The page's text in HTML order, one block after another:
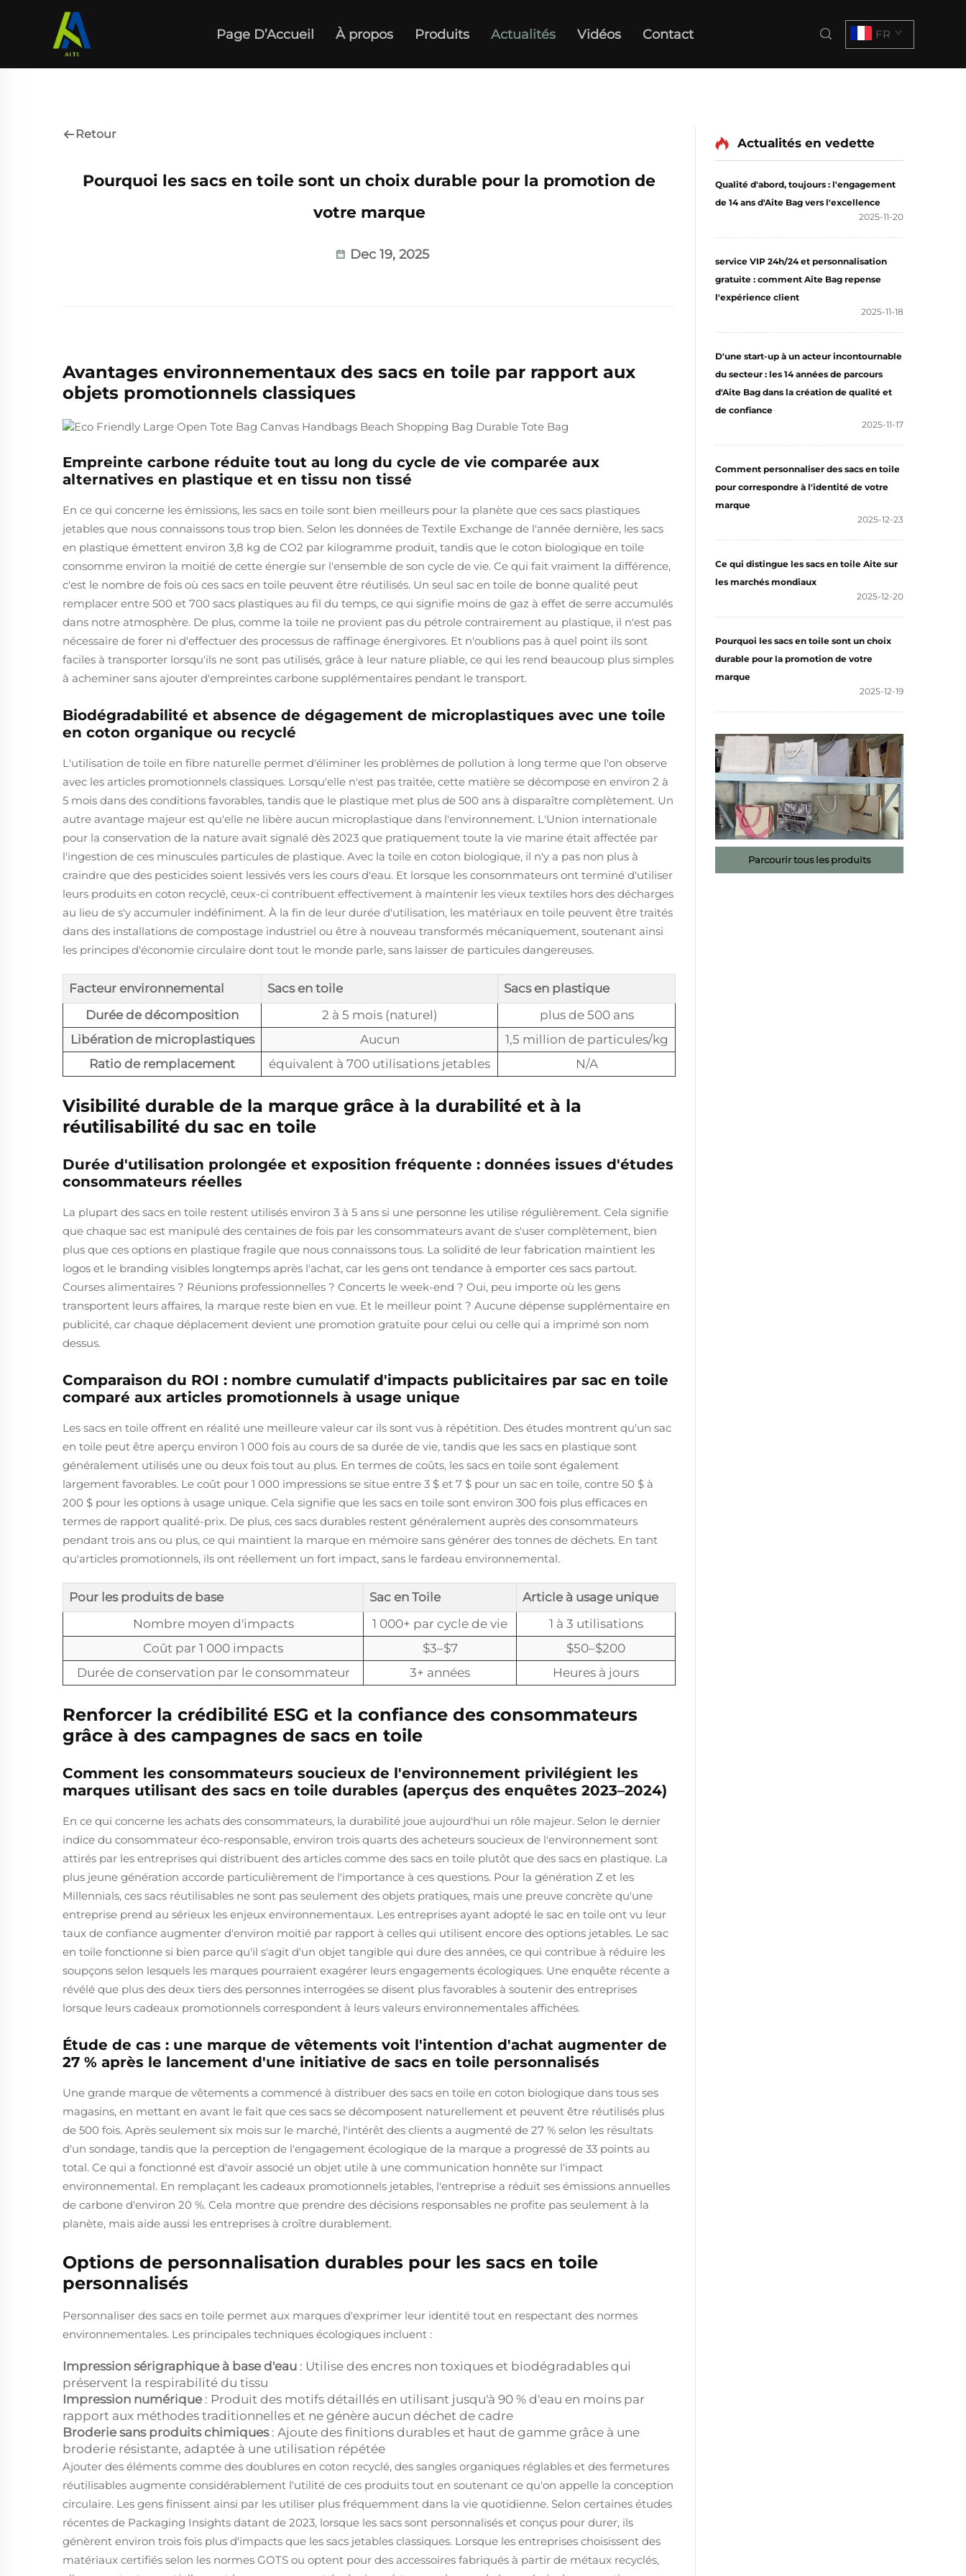
Page D’Accueil À propos Produits Actualités Vidéos Contact FR
Retour
Pourquoi les sacs en toile sont un choix durable pour la promotion de
votre marque
Dec 19, 2025
Avantages environnementaux des sacs en toile par rapport aux
objets promotionnels classiques
Empreinte carbone réduite tout au long du cycle de vie comparée aux
alternatives en plastique et en tissu non tissé
En ce qui concerne les émissions, les sacs en toile sont bien meilleurs pour la planète que ces sacs plastiques
jetables que nous connaissons tous trop bien. Selon les données de Textile Exchange de l'année dernière, les sacs
en plastique émettent environ 3,8 kg de CO2 par kilogramme produit, tandis que le coton biologique en toile
consomme environ la moitié de cette énergie sur l'ensemble de son cycle de vie. Ce qui fait vraiment la différence,
c'est le nombre de fois où ces sacs en toile peuvent être réutilisés. Un seul sac en toile de bonne qualité peut
remplacer entre 500 et 700 sacs plastiques au fil du temps, ce qui signifie moins de gaz à effet de serre accumulés
dans notre atmosphère. De plus, comme la toile ne provient pas du pétrole contrairement au plastique, il n'est pas
nécessaire de forer ni d'effectuer des processus de raffinage énergivores. Et n'oublions pas à quel point ils sont
faciles à transporter lorsqu'ils ne sont pas utilisés, grâce à leur nature pliable, ce qui les rend beaucoup plus simples
à acheminer sans ajouter d'empreintes carbone supplémentaires pendant le transport.
Biodégradabilité et absence de dégagement de microplastiques avec une toile
en coton organique ou recyclé
L'utilisation de toile en fibre naturelle permet d'éliminer les problèmes de pollution à long terme que l'on observe
avec les articles promotionnels classiques. Lorsqu'elle n'est pas traitée, cette matière se décompose en environ 2 à
5 mois dans des conditions favorables, tandis que le plastique met plus de 500 ans à disparaître complètement. Un
autre avantage majeur est qu'elle ne libère aucun microplastique dans l'environnement. L'Union internationale
pour la conservation de la nature avait signalé dès 2023 que pratiquement toute la vie marine était affectée par
l'ingestion de ces minuscules particules de plastique. Avec la toile en coton biologique, il n'y a pas non plus à
craindre que des pesticides soient lessivés vers les cours d'eau. Et lorsque les consommateurs ont terminé d'utiliser
leurs produits en coton recyclé, ceux-ci contribuent effectivement à maintenir les vieux textiles hors des décharges
au lieu de s'y accumuler indéfiniment. À la fin de leur durée d'utilisation, les matériaux en toile peuvent être traités
dans des installations de compostage industriel ou être à nouveau transformés mécaniquement, soutenant ainsi
les principes d'économie circulaire dont tout le monde parle, sans laisser de particules dangereuses.
Facteur environnemental Sacs en toile
Sacs en plastique
Durée de décomposition
2 à 5 mois (naturel)
plus de 500 ans
Libération de microplastiques
Aucun
1,5 million de particules/kg
Ratio de remplacement
équivalent à 700 utilisations jetables N/A
Visibilité durable de la marque grâce à la durabilité et à la
réutilisabilité du sac en toile
Durée d'utilisation prolongée et exposition fréquente : données issues d'études
consommateurs réelles
La plupart des sacs en toile restent utilisés environ 3 à 5 ans si une personne les utilise régulièrement. Cela signifie
que chaque sac est manipulé des centaines de fois par les consommateurs avant de s'user complètement, bien
plus que ces options en plastique fragile que nous connaissons tous. La solidité de leur fabrication maintient les
logos et le branding visibles longtemps après l'achat, car les gens ont tendance à emporter ces sacs partout.
Courses alimentaires ? Réunions professionnelles ? Concerts le week-end ? Oui, peu importe où les gens
transportent leurs affaires, la marque reste bien en vue. Et le meilleur point ? Aucune dépense supplémentaire en
publicité, car chaque déplacement devient une promotion gratuite pour celui ou celle qui a imprimé son nom
dessus.
Comparaison du ROI : nombre cumulatif d'impacts publicitaires par sac en toile
comparé aux articles promotionnels à usage unique
Les sacs en toile offrent en réalité une meilleure valeur car ils sont vus à répétition. Des études montrent qu'un sac
en toile peut être aperçu environ 1 000 fois au cours de sa durée de vie, tandis que les sacs en plastique sont
généralement utilisés une ou deux fois tout au plus. En termes de coûts, les sacs en toile sont également
largement favorables. Le coût pour 1 000 impressions se situe entre 3 $ et 7 $ pour un sac en toile, contre 50 $ à
200 $ pour les options à usage unique. Cela signifie que les sacs en toile sont environ 300 fois plus efficaces en
termes de rapport qualité-prix. De plus, ces sacs durables restent généralement auprès des consommateurs
pendant trois ans ou plus, ce qui maintient la marque en mémoire sans générer des tonnes de déchets. En tant
qu'articles promotionnels, ils ont réellement un fort impact, sans le fardeau environnemental.
Pour les produits de base Sac en Toile
Article à usage unique
Nombre moyen d'impacts
1 000+ par cycle de vie
1 à 3 utilisations
Coût par 1 000 impacts
$3–$7
$50–$200
Durée de conservation par le consommateur
3+ années Heures à jours
Renforcer la crédibilité ESG et la confiance des consommateurs
grâce à des campagnes de sacs en toile
Comment les consommateurs soucieux de l'environnement privilégient les
marques utilisant des sacs en toile durables (aperçus des enquêtes 2023–2024)
En ce qui concerne les achats des consommateurs, la durabilité joue aujourd'hui un rôle majeur. Selon le dernier
indice du consommateur éco-responsable, environ trois quarts des acheteurs soucieux de l'environnement sont
attirés par les entreprises qui distribuent des articles comme des sacs en toile plutôt que des sacs en plastique. La
plus jeune génération accorde particulièrement de l'importance à ces questions. Pour la génération Z et les
Millennials, ces sacs réutilisables ne sont pas seulement des objets pratiques, mais une preuve concrète qu'une
entreprise prend au sérieux les enjeux environnementaux. Les entreprises ayant adopté le sac en toile ont vu leur
taux de confiance augmenter d'environ moitié par rapport à celles qui utilisent encore des options jetables. Le sac
en toile fonctionne si bien parce qu'il s'agit d'un objet tangible qui dure des années, ce qui contribue à réduire les
soupçons selon lesquels les marques pourraient exagérer leurs engagements écologiques. Une enquête récente a
révélé que plus des deux tiers des personnes interrogées se disent plus favorables à soutenir des entreprises
lorsque leurs cadeaux promotionnels correspondent à leurs valeurs environnementales affichées.
Étude de cas : une marque de vêtements voit l'intention d'achat augmenter de
27 % après le lancement d'une initiative de sacs en toile personnalisés
Une grande marque de vêtements a commencé à distribuer des sacs en toile en coton biologique dans tous ses
magasins, en mettant en avant le fait que ces sacs se décomposent naturellement et peuvent être réutilisés plus
de 500 fois. Après seulement six mois sur le marché, l'intérêt des clients a augmenté de 27 % selon les résultats
d'un sondage, tandis que la perception de l'engagement écologique de la marque a progressé de 33 points au
total. Ce qui a fonctionné est d'avoir associé un objet utile à une communication honnête sur l'impact
environnemental. En remplaçant les cadeaux promotionnels jetables, l'entreprise a réduit ses émissions annuelles
de carbone d'environ 20 %. Cela montre que prendre des décisions responsables ne profite pas seulement à la
planète, mais aide aussi les entreprises à croître durablement.
Options de personnalisation durables pour les sacs en toile
personnalisés
Personnaliser des sacs en toile permet aux marques d'exprimer leur identité tout en respectant des normes
environnementales. Les principales techniques écologiques incluent :
Impression sérigraphique à base d'eau : Utilise des encres non toxiques et biodégradables qui
préservent la respirabilité du tissu
Impression numérique : Produit des motifs détaillés en utilisant jusqu'à 90 % d'eau en moins par
rapport aux méthodes traditionnelles et ne génère aucun déchet de cadre
Broderie sans produits chimiques : Ajoute des finitions durables et haut de gamme grâce à une
broderie résistante, adaptée à une utilisation répétée
Ajouter des éléments comme des doublures en coton recyclé, des sangles organiques réglables et des fermetures
réutilisables augmente considérablement l'utilité de ces produits tout en soutenant ce qu'on appelle la conception
circulaire. Les gens finissent ainsi par les utiliser plus fréquemment dans la vie quotidienne. Selon certaines études
récentes de Packaging Insights datant de 2023, lorsque les sacs sont personnalisés et conçus pour durer, ils
génèrent environ trois fois plus d'impacts que les sacs jetables classiques. Lorsque les entreprises choisissent des
matériaux certifiés selon les normes GOTS ou optent pour des accessoires fabriqués à partir de métaux recyclés,
Actualités en vedette
Qualité d'abord, toujours : l'engagement
de 14 ans d'Aite Bag vers l'excellence
2025-11-20
service VIP 24h/24 et personnalisation
gratuite : comment Aite Bag repense
l'expérience client
2025-11-18
D'une start-up à un acteur incontournable
du secteur : les 14 années de parcours
d'Aite Bag dans la création de qualité et
de confiance
2025-11-17
Comment personnaliser des sacs en toile
pour correspondre à l'identité de votre
marque
2025-12-23
Ce qui distingue les sacs en toile Aite sur
les marchés mondiaux
2025-12-20
Pourquoi les sacs en toile sont un choix
durable pour la promotion de votre
marque
2025-12-19
Parcourir tous les produits